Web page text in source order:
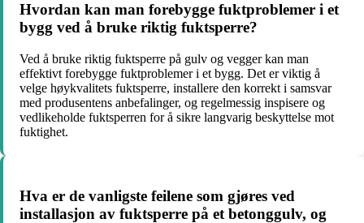
Hvordan kan man forebygge fuktproblemer i et
bygg ved å bruke riktig fuktsperre?
Ved å bruke riktig fuktsperre på gulv og vegger kan man
effektivt forebygge fuktproblemer i et bygg. Det er viktig å
velge høykvalitets fuktsperre, installere den korrekt i samsvar
med produsentens anbefalinger, og regelmessig inspisere og
vedlikeholde fuktsperren for å sikre langvarig beskyttelse mot
fuktighet.
Hva er de vanligste feilene som gjøres ved
installasjon av fuktsperre på et betonggulv, og